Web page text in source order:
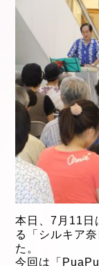
本日、7月11 日
る「シルキア
た。
今回は「